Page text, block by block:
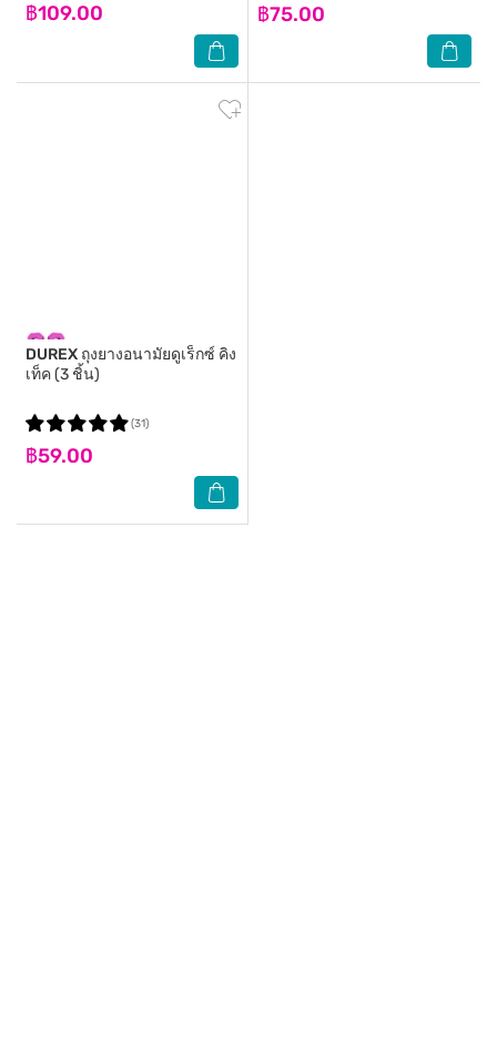
฿109.00 ฿75.00
DUREX ถุงยางอนามัยดูเร็กซ์ คิง
เท็ค (3 ชิ้น)
฿59.00
(31)